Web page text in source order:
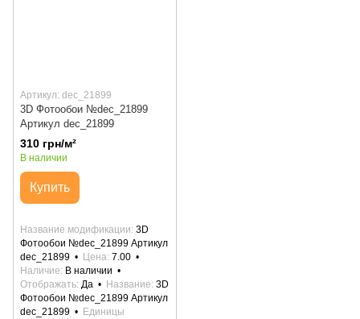
Артикул: dec_21899
3D Фотообои №dec_21899
Артикул dec_21899
310 грн/м²
В наличии
Купить
Название модификации 3D
Фотообои №dec_21899 Артикул
dec_21899
Цена 7.00
Наличие
В наличии
Отображать Да Название 3D
Фотообои №dec_21899 Артикул
dec_21899
Единицы